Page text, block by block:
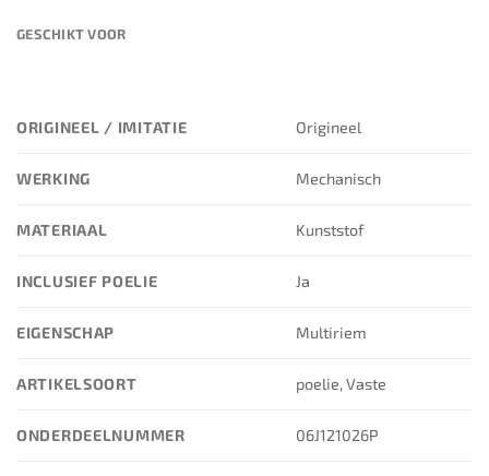
GESCHIKT VOOR
ORIGINEEL / IMITATIE Origineel
WERKING Mechanisch
MATERIAAL Kunststof
INCLUSIEF POELIE Ja
EIGENSCHAP Multiriem
ARTIKELSOORT poelie, Vaste
ONDERDEELNUMMER 06J121026P